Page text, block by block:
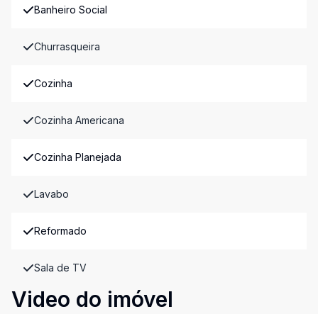
Banheiro Social
Churrasqueira
Cozinha
Cozinha Americana
Cozinha Planejada
Lavabo
Reformado
Sala de TV
Video do imóvel